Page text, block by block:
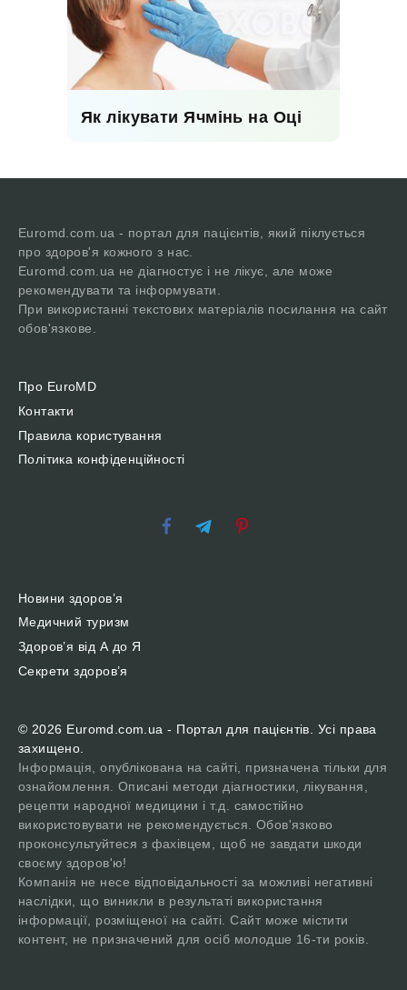
Як лікувати Ячмінь на Оці
Euromd.com.ua - портал для пацієнтів, який піклується
про здоров'я кожного з нас.
Euromd.com.ua не діагностує і не лікує, але може
рекомендувати та інформувати.
При використанні текстових матеріалів посилання на сайт
обов'язкове.
Про EuroMD
Контакти
Правила користування
Політика конфіденційності
Новини здоров’я
Медичний туризм
Здоров’я від А до Я
Секрети здоров’я
© 2026 Euromd.com.ua - Портал для пацієнтів. Усі права
захищено.
Інформація, опублікована на сайті, призначена тільки для
ознайомлення. Описані методи діагностики, лікування,
рецепти народної медицини і т.д. самостійно
використовувати не рекомендується. Обов'язково
проконсультуйтеся з фахівцем, щоб не завдати шкоди
своєму здоров'ю!
Компанія не несе відповідальності за можливі негативні
наслідки, що виникли в результаті використання
інформації, розміщеної на сайті. Сайт може містити
контент, не призначений для осіб молодше 16-ти років.